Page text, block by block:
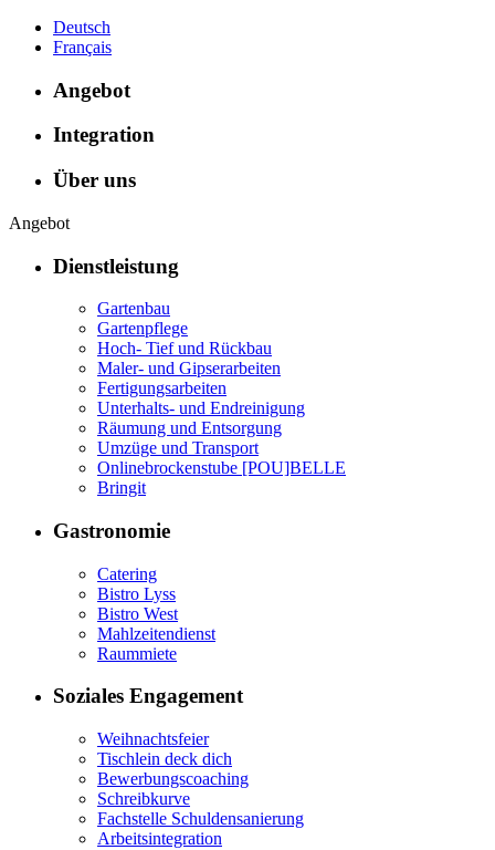
Deutsch
Français
Angebot
Integration
Über uns
Angebot
Dienstleistung
Gartenbau
Gartenpflege
Hoch- Tief und Rückbau
Maler- und Gipserarbeiten
Fertigungsarbeiten
Unterhalts- und Endreinigung
Räumung und Entsorgung
Umzüge und Transport
Onlinebrockenstube [POU]BELLE
Bringit
Gastronomie
Catering
Bistro Lyss
Bistro West
Mahlzeitendienst
Raummiete
Soziales Engagement
Weihnachtsfeier
Tischlein deck dich
Bewerbungscoaching
Schreibkurve
Fachstelle Schuldensanierung
Arbeitsintegration